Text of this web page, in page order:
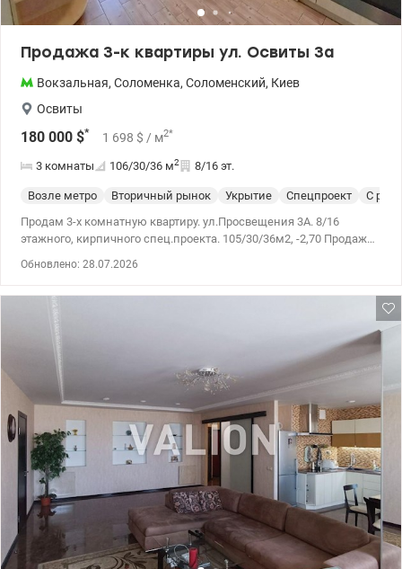
Продажа 3-к квартиры ул. Освиты 3а
Вокзальная, Соломенка, Соломенский, Киев
Освиты
180 000 $* 1 698 $ / м2*
3 комнаты 106/30/36 м2 8/16 эт.
Возле метро Вторичный рынок Укрытие Спецпроект
С
Продам 3-х комнатную квартиру. ул.Просвещения 3А. 8/16
этажного, кирпичного спец.проекта. 105/30/36м2, -2,70 Продажа
КНУБА, Соломенская и Севастопольская площадь, отделения
банка, новой почты, кафе, рынок. Удобная транспортная
розвязка, рядом остановка транспорта в разные стороны города
и пригорода. Цена 180000 у.е Инна 095 233 13 13 valion.ua/1097224
Обновлено: 28.07.2026